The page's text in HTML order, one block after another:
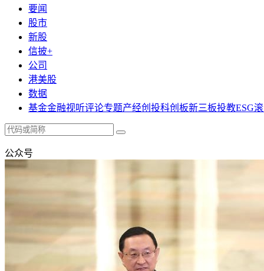
要闻
股市
新股
信披+
公司
港美股
数据
基金金融视听评论专题产经创投科创板新三板投教ESG
公众号